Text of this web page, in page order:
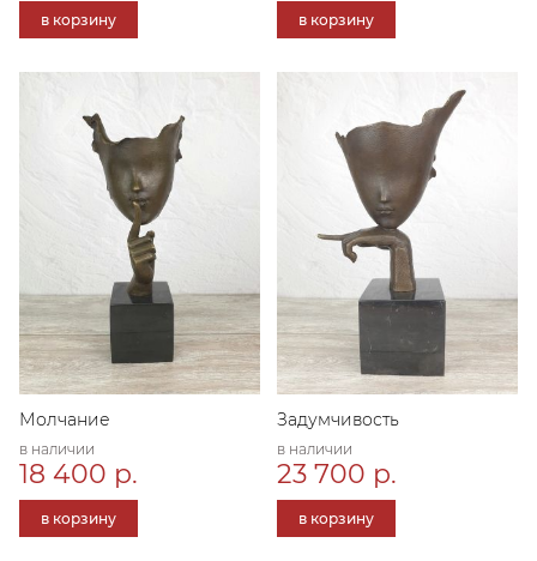
в корзину в корзину
Молчание
в наличии
18 400 р.
в корзину
Задумчивость
в наличии
23 700 р.
в корзину